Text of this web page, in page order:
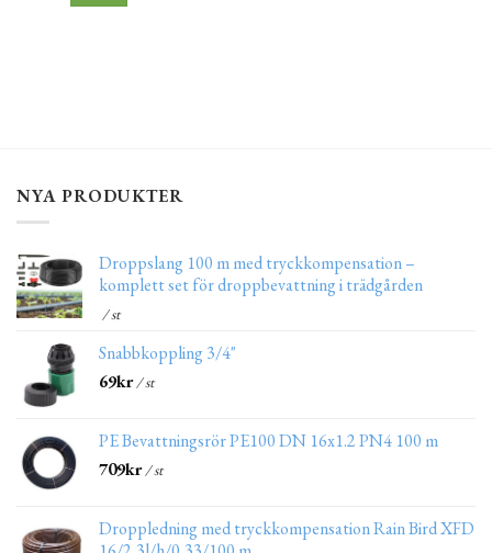
NYA PRODUKTER
Droppslang 100 m med tryckkompensation –
komplett set för droppbevattning i trädgården
/ st
Snabbkoppling 3/4"
69kr/ st
PE Bevattningsrör PE100 DN 16x1.2 PN4 100 m
709kr/ st
Droppledning med tryckkompensation Rain Bird XFD